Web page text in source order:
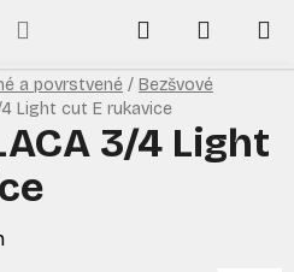
Hľadať
KOŠÍK
a povrstvené / Bezšvové
4 Light cut E rukavice
3/4 Light